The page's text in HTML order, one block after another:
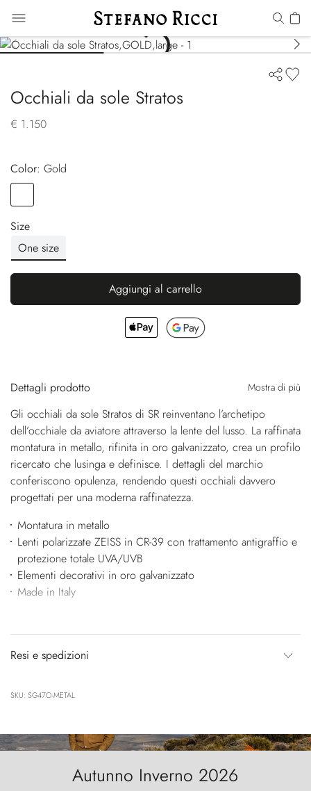
Occhiali da sole Stratos
€ 1.150
Color:
gold
Size
One size
Aggiungi al carrello
Dettagli prodotto Mostra di più
Gli occhiali da sole Stratos di SR reinventano l’archetipo
dell’occhiale da aviatore attraverso la lente del lusso. La raffinata
montatura in metallo, rifinita in oro galvanizzato, crea un profilo
ricercato che lusinga e definisce. I dettagli del marchio
conferiscono opulenza, rendendo questi occhiali davvero
progettati per una moderna raffinatezza.
Montatura in metallo
Lenti polarizzate ZEISS in CR-39 con trattamento antigraffio e
protezione totale UVA/UVB
Elementi decorativi in oro galvanizzato
Made in Italy
Resi e spedizioni
SKU: SG47O-METAL
Autunno Inverno 2026